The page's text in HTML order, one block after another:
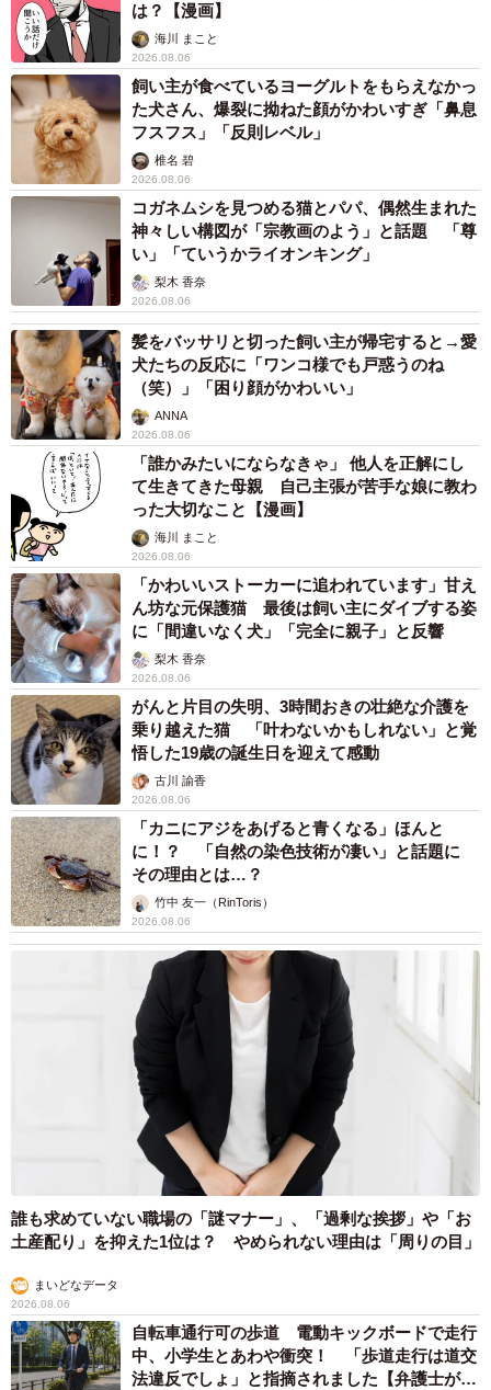
は？【漫画】
海川 まこと
2026.08.06
飼い主が食べているヨーグルトをもらえなかっ
た犬さん、爆裂に拗ねた顔がかわいすぎ「鼻息
フスフス」「反則レベル」
椎名 碧
2026.08.06
コガネムシを見つめる猫とパパ、偶然生まれた
神々しい構図が「宗教画のよう」と話題 「尊
い」「ていうかライオンキング」
梨木 香奈
2026.08.06
髪をバッサリと切った飼い主が帰宅すると→愛
犬たちの反応に「ワンコ様でも戸惑うのね
（笑）」「困り顔がかわいい」
ANNA
2026.08.06
「誰かみたいにならなきゃ」 他人を正解にし
て生きてきた母親 自己主張が苦手な娘に教わ
った大切なこと【漫画】
海川 まこと
2026.08.06
「かわいいストーカーに追われています」甘え
ん坊な元保護猫 最後は飼い主にダイブする姿
に「間違いなく犬」「完全に親子」と反響
梨木 香奈
2026.08.06
がんと片目の失明、3時間おきの壮絶な介護を
乗り越えた猫 「叶わないかもしれない」と覚
悟した19歳の誕生日を迎えて感動
古川 諭香
2026.08.06
「カニにアジをあげると青くなる」ほんと
に！？ 「自然の染色技術が凄い」と話題に
その理由とは…？
竹中 友一（RinToris）
2026.08.06
誰も求めていない職場の「謎マナー」、「過剰な挨拶」や「お
土産配り」を抑えた1位は？ やめられない理由は「周りの目」
まいどなデータ
2026.08.06
自転車通行可の歩道 電動キックボードで走行
中、小学生とあわや衝突！ 「歩道走行は道交
法違反でしょ」と指摘されました【弁護士が解